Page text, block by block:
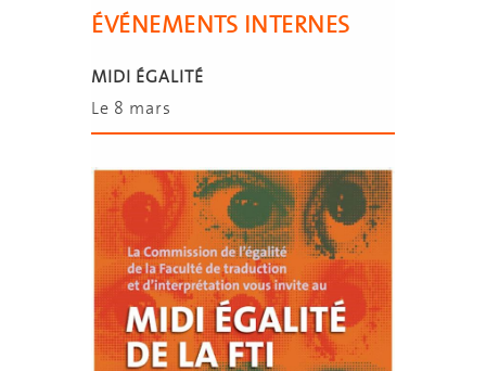
ÉVÉNEMENTS INTERNES
MIDI ÉGALITÉ
Le 8 mars